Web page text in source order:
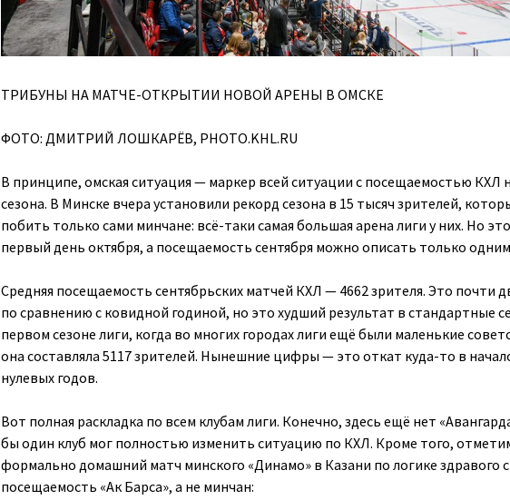
ТРИБУНЫ НА МАТЧЕ-ОТКРЫТИИ НОВОЙ АРЕНЫ В ОМСКЕ
ФОТО: ДМИТРИЙ ЛОШКАРЁВ, PHOTO.KHL.RU
В принципе, омская ситуация — маркер всей ситуации с посещаемостью КХЛ
сезона. В Минске вчера установили рекорд сезона в 15 тысяч зрителей,
побить только сами минчане: всё-таки самая большая арена лиги у них. Но
первый день октября, а посещаемость сентября можно описать только
Средняя посещаемость сентябрьских матчей КХЛ — 4662 зрителя. Это почти
по сравнению с ковидной годиной, но это худший результат в стандартные
первом сезоне лиги, когда во многих городах лиги ещё были маленькие
она составляла 5117 зрителей. Нынешние цифры — это откат куда-то в
нулевых годов.
Вот полная раскладка по всем клубам лиги. Конечно, здесь ещё нет
бы один клуб мог полностью изменить ситуацию по КХЛ. Кроме того,
формально домашний матч минского «Динамо» в Казани по логике здравого
посещаемость «Ак Барса», а не минчан: